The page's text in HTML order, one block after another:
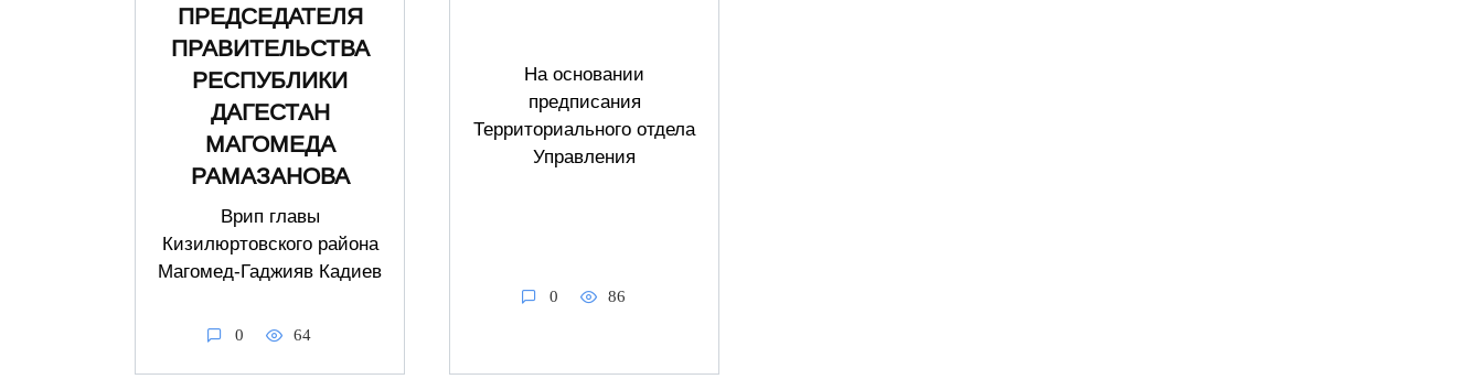
ПРЕДСЕДАТЕЛЯ
ПРАВИТЕЛЬСТВА
РЕСПУБЛИКИ
ДАГЕСТАН
МАГОМЕДА
РАМАЗАНОВА
Врип главы
Кизилюртовского района
Магомед-Гаджияв Кадиев
0 64
На основании
предписания
Территориального отдела
Управления
0 86